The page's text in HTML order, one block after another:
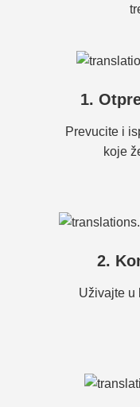
1.
Prevucite i
koje
2.
Uživajte u